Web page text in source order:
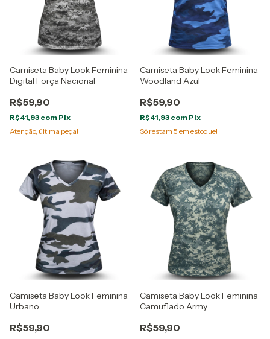
Camiseta Baby Look Feminina
Digital Força Nacional
R$59,90
R$41,93 com Pix
Atenção, última peça!
Camiseta Baby Look Feminina
Woodland Azul
R$59,90
R$41,93 com Pix
Só restam 5 em estoque!
Camiseta Baby Look Feminina
Urbano
R$59,90
Camiseta Baby Look Feminina
Camuflado Army
R$59,90